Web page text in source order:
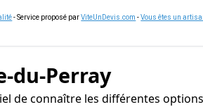
- Service proposé parViteUnDevis.com -Vous êtes un
du-Perray
de connaître les différentes